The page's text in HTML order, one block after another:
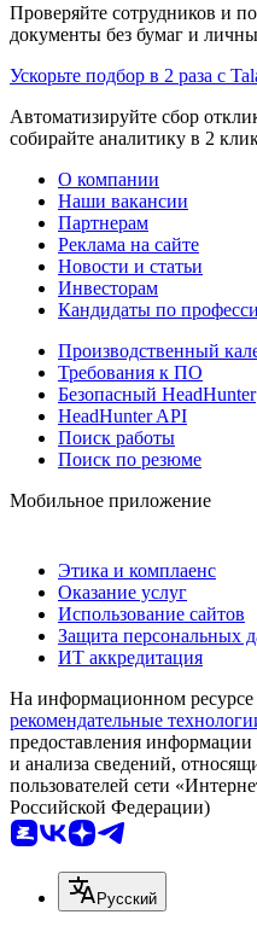
Проверяйте сотрудников и
документы без бумаг и
Ускорьте подбор в 2 раза с
Автоматизируйте сбор
собирайте аналитику в 2
О компании
Наши вакансии
Партнерам
Реклама на сайте
Новости и статьи
Инвесторам
Кандидаты по
Производственный
Требования к ПО
Безопасный HeadHunter
HeadHunter API
Поиск работы
Поиск по резюме
Мобильное приложение
Этика и комплаенс
Оказание услуг
Использование сайтов
Защита персональных
ИТ аккредитация
На информационном ресурсе
рекомендательные
предоставления информации
и анализа сведений,
пользователей сети
Российской Федерации)
Русский